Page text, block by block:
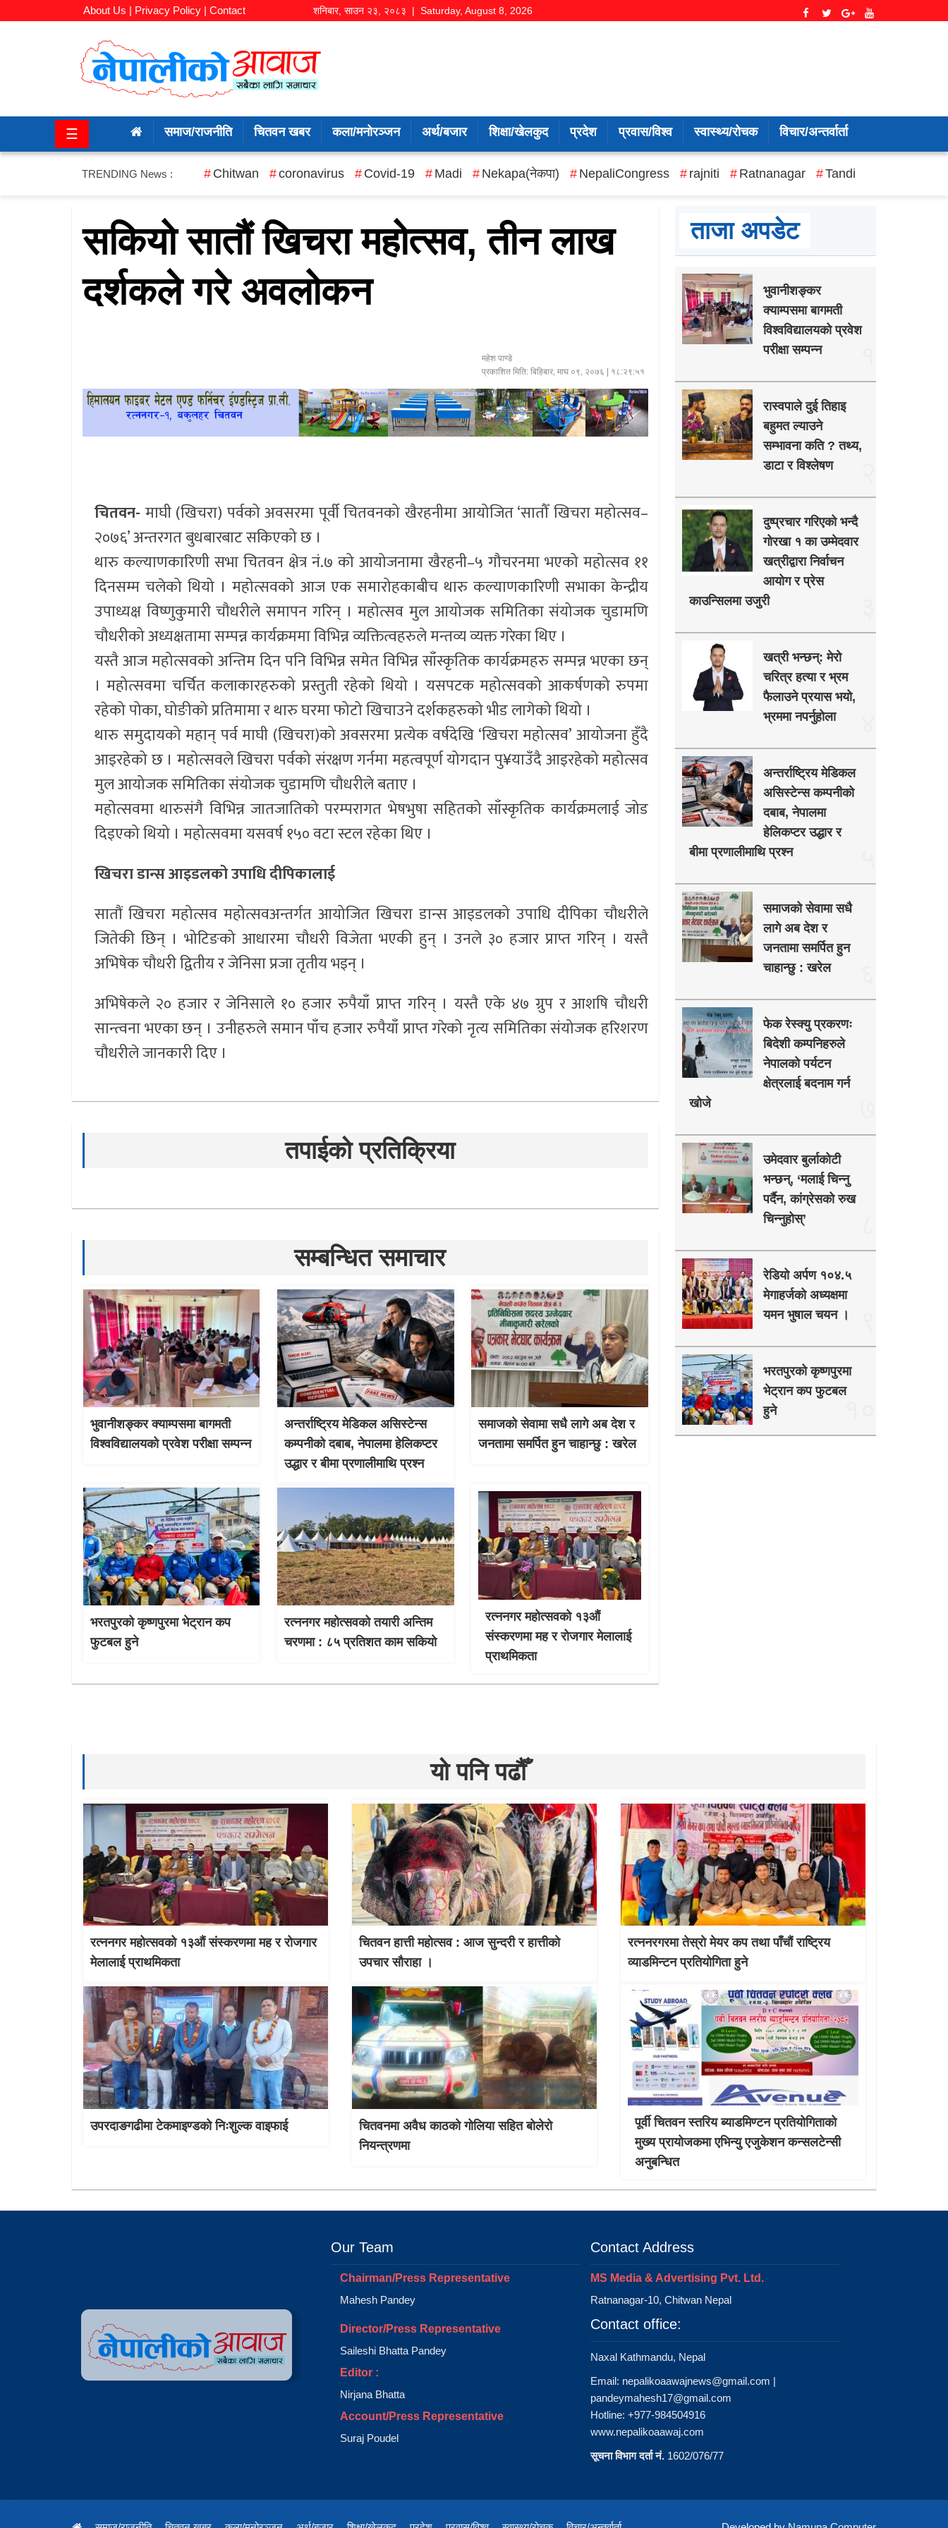
About Us | Privacy Policy | Contact शनिबार, साउन २३, २०८३ | Saturday, August 8, 2026
राजनीति
☰ समाज/राजनीति चितवन खबर कला/मनोरञ्जन अर्थ/बजार शिक्षा/खेलकुद प्रदेश प्रवास/विश्व स्वास्थ्य/रोचक विचार/अन्तर्वार्ता
TRENDING News : Chitwan coronavirus Covid-19 Madi Nekapa(नेकपा) NepaliCongress rajniti Ratnanagar Tandi
सकियो सातौं खिचरा महोत्सव, तीन लाख
दर्शकले गरे अवलोकन
महेश पाण्डे
प्रकाशित मिति:बिहिबार, माघ ०९, २०७६ | १८:२९:५१
चितवन- माघी (खिचरा) पर्वको अवसरमा पूर्वी चितवनको खैरहनीमा आयोजित ‘सातौँ खिचरा महोत्सव–
२०७६’ अन्तरगत बुधबारबाट सकिएको छ ।
थारु कल्याणकारिणी सभा चितवन क्षेत्र नं.७ को आयोजनामा खैरहनी–५ गौचरनमा भएको महोत्सव ११
दिनसम्म चलेको थियो । महोत्सवको आज एक समारोहकाबीच थारु कल्याणकारिणी सभाका केन्द्रीय
उपाध्यक्ष विष्णुकुमारी चौधरीले समापन गरिन् । महोत्सव मुल आयोजक समितिका संयोजक चुडामणि
चौधरीको अध्यक्षतामा सम्पन्न कार्यक्रममा विभिन्न व्यक्तित्वहरुले मन्तव्य व्यक्त गरेका थिए ।
यस्तै आज महोत्सवको अन्तिम दिन पनि विभिन्न समेत विभिन्न साँस्कृतिक कार्यक्रमहरु सम्पन्न भएका छन्
। महोत्सवमा चर्चित कलाकारहरुको प्रस्तुती रहेको थियो । यसपटक महोत्सवको आकर्षणको रुपमा
रहेको पोका, घोङीको प्रतिमामा र थारु घरमा फोटो खिचाउने दर्शकहरुको भीड लागेको थियो ।
थारु समुदायको महान् पर्व माघी (खिचरा)को अवसरमा प्रत्येक वर्षदेखि ‘खिचरा महोत्सव’ आयोजना हुँदै
आइरहेको छ । महोत्सवले खिचरा पर्वको संरक्षण गर्नमा महत्वपूर्ण योगदान पु¥याउँदै आइरहेको महोत्सव
मुल आयोजक समितिका संयोजक चुडामणि चौधरीले बताए ।
महोत्सवमा थारुसंगै विभिन्न जातजातिको परम्परागत भेषभुषा सहितको साँस्कृतिक कार्यक्रमलाई जोड
दिइएको थियो । महोत्सवमा यसवर्ष १५० वटा स्टल रहेका थिए ।
खिचरा डान्स आइडलको उपाधि दीपिकालाई
सातौं खिचरा महोत्सव महोत्सवअन्तर्गत आयोजित खिचरा डान्स आइडलको उपाधि दीपिका चौधरीले
जितेकी छिन् । भोटिङको आधारमा चौधरी विजेता भएकी हुन् । उनले ३० हजार प्राप्त गरिन् । यस्तै
अभिषेक चौधरी द्वितीय र जेनिसा प्रजा तृतीय भइन् ।
अभिषेकले २० हजार र जेनिसाले १० हजार रुपैयाँ प्राप्त गरिन् । यस्तै एके ४७ ग्रुप र आशषि चौधरी
सान्त्वना भएका छन् । उनीहरुले समान पाँच हजार रुपैयाँ प्राप्त गरेको नृत्य समितिका संयोजक हरिशरण
चौधरीले जानकारी दिए ।
तपाईको प्रतिक्रिया
सम्बन्धित समाचार
भुवानीशङ्कर क्याम्पसमा बागमती
विश्वविद्यालयको प्रवेश परीक्षा सम्पन्न
अन्तर्राष्ट्रिय मेडिकल असिस्टेन्स
कम्पनीको दबाब, नेपालमा हेलिकप्टर
उद्धार र बीमा प्रणालीमाथि प्रश्न
समाजको सेवामा सधै लागे अब देश र
जनतामा समर्पित हुन चाहान्छु : खरेल
भरतपुरको कृष्णपुरमा भेट्रान कप
फुटबल हुने
रत्ननगर महोत्सवको तयारी अन्तिम
चरणमा : ८५ प्रतिशत काम सकियो
रत्ननगर महोत्सवको १३औं
संस्करणमा मह र रोजगार मेलालाई
प्राथमिकता
ताजा अपडेट
भुवानीशङ्कर
क्याम्पसमा बागमती
विश्वविद्यालयको प्रवेश
परीक्षा सम्पन्न
रास्वपाले दुई तिहाइ
बहुमत ल्याउने
सम्भावना कति ? तथ्य,
डाटा र विश्लेषण
दुष्प्रचार गरिएको भन्दै
गोरखा १ का उम्मेदवार
खत्रीद्वारा निर्वाचन
आयोग र प्रेस
काउन्सिलमा उजुरी
खत्री भन्छन्: मेरो
चरित्र हत्या र भ्रम
फैलाउने प्रयास भयो,
भ्रममा नपर्नुहोला
अन्तर्राष्ट्रिय मेडिकल
असिस्टेन्स कम्पनीको
दबाब, नेपालमा
हेलिकप्टर उद्धार र
बीमा प्रणालीमाथि प्रश्न
समाजको सेवामा सधै
लागे अब देश र
जनतामा समर्पित हुन
चाहान्छु : खरेल
फेक रेस्क्यु प्रकरणः
बिदेशी कम्पनिहरुले
नेपालको पर्यटन
क्षेत्रलाई बदनाम गर्न
खोजे
उमेदवार बुर्लाकोटी
भन्छन्, ‘मलाई चिन्नु
पर्दैन, कांग्रेसको रुख
चिन्नुहोस्’
रेडियो अर्पण १०४.५
मेगाहर्जको अध्यक्षमा
यमन भुषाल चयन ।
भरतपुरको कृष्णपुरमा
भेट्रान कप फुटबल
हुने
यो पनि पढौँ
रत्ननगर महोत्सवको १३औं संस्करणमा मह र रोजगार
मेलालाई प्राथमिकता
चितवन हात्ती महाेत्सव : आज सुन्दरी र हात्तीको
उपचार साैराहा ।
रत्ननरगरमा तेस्राे मेयर कप तथा पाँचौं राष्ट्रिय
व्याडमिन्टन प्रतियोगिता हुने
उपरदाङगढीमा टेकमाइण्डको निःशुल्क वाइफाई
चितवनमा अवैध काठको गोलिया सहित बोलेरो
नियन्त्रणमा
पूर्वी चितवन स्तरिय ब्याडमिण्टन प्रतियोगिताको
मुख्य प्रायोजकमा एभिन्यु एजुकेशन कन्सलटेन्सी
अनुबन्धित
Our Team
Chairman/Press Representative
Mahesh Pandey
Director/Press Representative
Saileshi Bhatta Pandey
Editor :
Nirjana Bhatta
Account/Press Representative
Suraj Poudel
Contact Address
MS Media & Advertising Pvt. Ltd.
Ratnanagar-10, Chitwan Nepal
Contact office:
Naxal Kathmandu, Nepal
Email: nepalikoaawajnews@gmail.com |
pandeymahesh17@gmail.com
Hotline: +977-984504916
www.nepalikoaawaj.com
सूचना विभाग दर्ता नं. 1602/076/77